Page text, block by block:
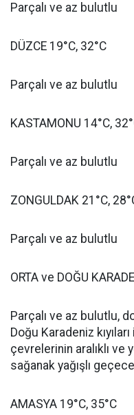
Parçalı ve az bulutlu
DÜZCE 19°C, 32°C
Parçalı ve az bulutlu
KASTAMONU 14°C,
Parçalı ve az bulutlu
ZONGULDAK 21°C,
Parçalı ve az bulutlu
ORTA ve DOĞU
Parçalı ve az bulutlu,
Doğu Karadeniz
çevrelerinin aralıklı
sağanak yağışlı
AMASYA 19°C, 35°C